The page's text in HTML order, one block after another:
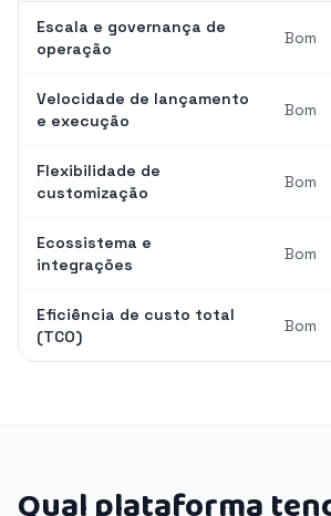
Escala e governança de
operação
Bom
Velocidade de lançamento
e execução
Bom
Flexibilidade de
customização
Bom
Ecossistema e
integrações
Bom
Eficiência de custo total
(TCO)
Bom